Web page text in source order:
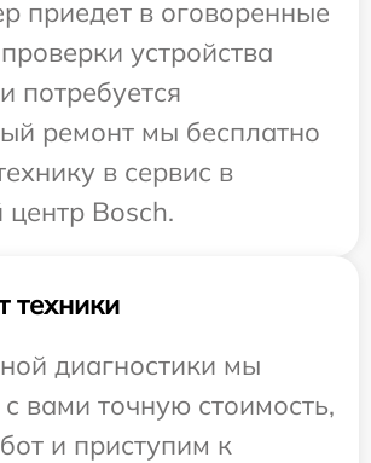
приедет в оговоренные
устройства
потребуется
ремонт мы бесплатно
в сервис в
Bosch.
техники
диагностики мы
вами точную стоимость,
и приступим к